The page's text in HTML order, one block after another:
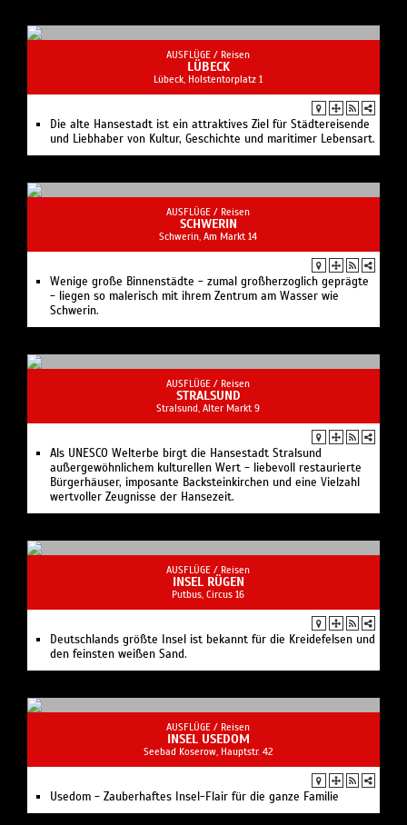
AUSFLÜGE / Reisen
LÜBECK
Lübeck, Holstentorplatz 1
Die alte Hansestadt ist ein attraktives Ziel für Städtereisende
und Liebhaber von Kultur, Geschichte und maritimer Lebensart.
AUSFLÜGE / Reisen
SCHWERIN
Schwerin, Am Markt 14
Wenige große Binnenstädte - zumal großherzoglich geprägte
- liegen so malerisch mit ihrem Zentrum am Wasser wie
Schwerin.
AUSFLÜGE / Reisen
STRALSUND
Stralsund, Alter Markt 9
Als UNESCO Welterbe birgt die Hansestadt Stralsund
außergewöhnlichem kulturellen Wert - liebevoll restaurierte
Bürgerhäuser, imposante Backsteinkirchen und eine Vielzahl
wertvoller Zeugnisse der Hansezeit.
AUSFLÜGE / Reisen
INSEL RÜGEN
Putbus, Circus 16
Deutschlands größte Insel ist bekannt für die Kreidefelsen und
den feinsten weißen Sand.
AUSFLÜGE / Reisen
INSEL USEDOM
Seebad Koserow, Hauptstr. 42
Usedom - Zauberhaftes Insel-Flair für die ganze Familie